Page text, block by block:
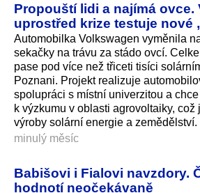
Propouští lidi a najímá ovce.
uprostřed krize testuje nové
Automobilka Volkswagen vyměnila
sekačky na trávu za stádo ovcí.
pase pod více než třiceti tisíci
Poznani. Projekt realizuje
spolupráci s místní univerzitou a
k výzkumu v oblasti agrovoltaiky, což
výroby solární energie a zemědělství.
minulý měsíc
Babišovi i Fialovi navzdory.
hodnotí neočekávaně